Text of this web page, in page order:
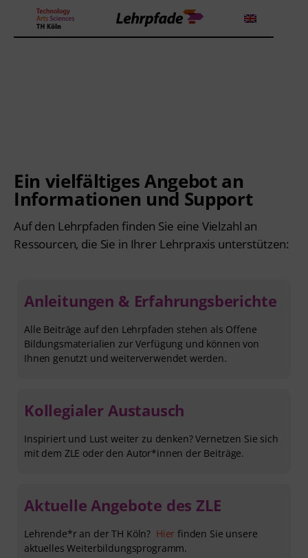
Workshops
Über uns
Ein vielfältiges Angebot an
Informationen und Support
Auf den Lehrpfaden finden Sie eine Vielzahl an
Ressourcen, die Sie in Ihrer Lehrpraxis unterstützen:
Anleitungen & Erfahrungsberichte
Alle Beiträge auf den Lehrpfaden stehen als Offene
Bildungsmaterialien zur Verfügung und können von
Ihnen genutzt und weiterverwendet werden.
Kollegialer Austausch
Inspiriert und Lust weiter zu denken? Vernetzen Sie sich
mit dem ZLE oder den Autor*innen der Beiträge.
Aktuelle Angebote des ZLE
Lehrende*r an der TH Köln? Hier finden Sie unsere
aktuelles Weiterbildungsprogramm.